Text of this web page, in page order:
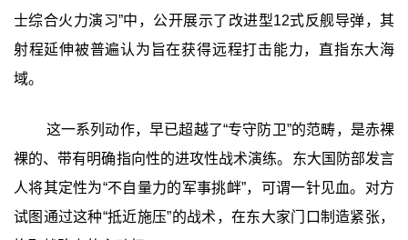
士综合火力演习”中，公开展示了改进型12式反舰导弹，其
射程延伸被普遍认为旨在获得远程打击能力，直指东大海
域。
这一系列动作，早已超越了“专守防卫”的范畴，是赤裸
裸的、带有明确指向性的进攻性战术演练。东大国防部发言
人将其定性为“不自量力的军事挑衅”，可谓一针见血。对方
试图通过这种“抵近施压”的战术，在东大家门口制造紧张，